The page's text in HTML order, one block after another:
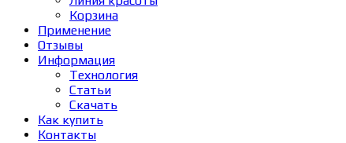
Корзина
Применение
Отзывы
Информация
Технология
Статьи
Скачать
Как купить
Контакты